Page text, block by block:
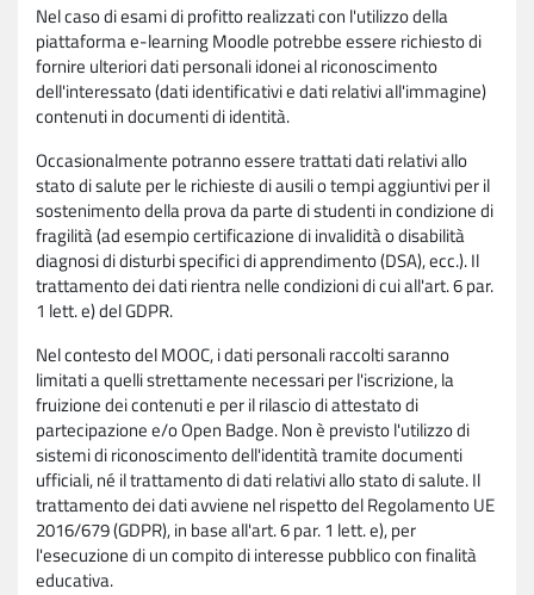
Nel caso di esami di profitto realizzati con l'utilizzo della
piattaforma e-learning Moodle potrebbe essere richiesto di
fornire ulteriori dati personali idonei al riconoscimento
dell'interessato (dati identificativi e dati relativi all'immagine)
contenuti in documenti di identità.
Occasionalmente potranno essere trattati dati relativi allo
stato di salute per le richieste di ausili o tempi aggiuntivi per il
sostenimento della prova da parte di studenti in condizione di
fragilità (ad esempio certificazione di invalidità o disabilità
diagnosi di disturbi specifici di apprendimento (DSA), ecc.). Il
trattamento dei dati rientra nelle condizioni di cui all'art. 6 par.
1 lett. e) del GDPR.
Nel contesto del MOOC, i dati personali raccolti saranno
limitati a quelli strettamente necessari per l'iscrizione, la
fruizione dei contenuti e per il rilascio di attestato di
partecipazione e/o Open Badge. Non è previsto l'utilizzo di
sistemi di riconoscimento dell'identità tramite documenti
ufficiali, né il trattamento di dati relativi allo stato di salute. Il
trattamento dei dati avviene nel rispetto del Regolamento UE
2016/679 (GDPR), in base all'art. 6 par. 1 lett. e), per
l'esecuzione di un compito di interesse pubblico con finalità
educativa.